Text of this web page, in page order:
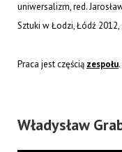
uniwersalizm, red.
Sztuki w Łodzi, Łódź 2012,
Praca jest częścią zespołu.
Władysław